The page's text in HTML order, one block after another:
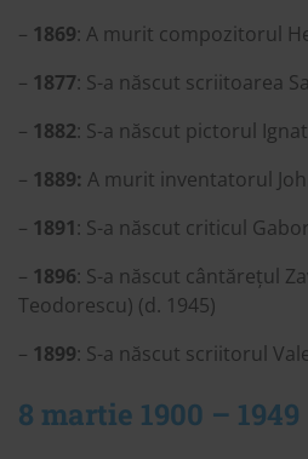
– 1869: A murit compozitorul
– 1877: S-a născut scriitoarea
– 1882: S-a născut pictorul
– 1889: A murit inventatorul
– 1891 : S-a născut criticul
– 1896: S-a născut cântărețul
Teodorescu) (d. 1945)
– 1899: S-a născut scriitorul
8 martie 1900 – 1949